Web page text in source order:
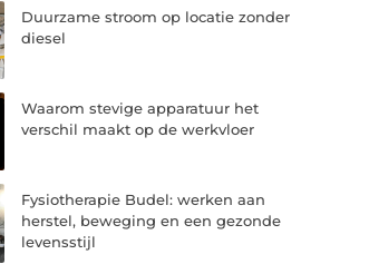
Duurzame stroom op locatie zonder
diesel
Waarom stevige apparatuur het
verschil maakt op de werkvloer
Fysiotherapie Budel: werken aan
herstel, beweging en een gezonde
levensstijl